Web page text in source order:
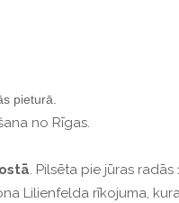
pieturā.
no Rīgas.
. Pilsēta pie jūras radās
Lilienfelda rīkojuma,